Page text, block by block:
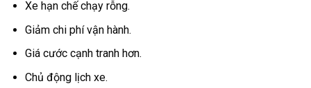
Xe hạn chế chạy rỗng.
Giảm chi phí vận hành.
Giá cước cạnh tranh hơn.
Chủ động lịch xe.